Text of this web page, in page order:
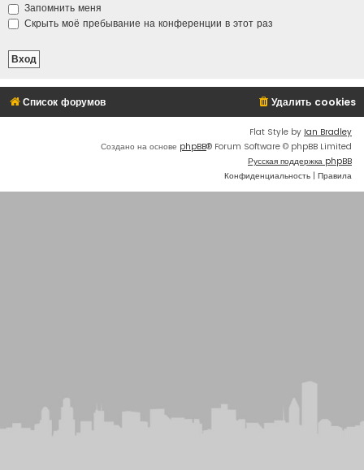
Запомнить меня
Скрыть моё пребывание на конференции в этот раз
Список форумов Удалить cookies
Flat Style by Ian Bradley
Создано на основе phpBB® Forum Software © phpBB Limited
Русская поддержка phpBB
Конфиденциальность | Правила